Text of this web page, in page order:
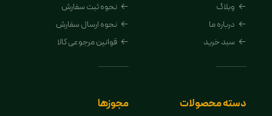
وبلاگ
درباره ما
سبد خرید
نحوه ثبت سفارش
نحوه ارسال سفارش
قوانین مرجوعی کالا
دسته محصولات مجوزها